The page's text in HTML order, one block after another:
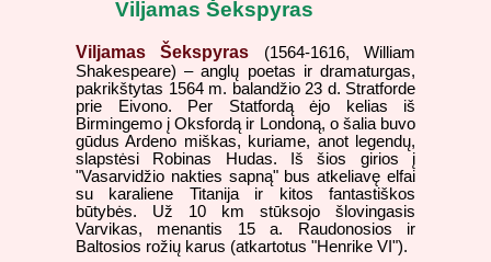
Viljamas Šekspyras
Viljamas Šekspyras (1564-1616, William
Shakespeare) – anglų poetas ir dramaturgas,
pakrikštytas 1564 m. balandžio 23 d. Stratforde
prie Eivono. Per Statfordą ėjo kelias iš
Birmingemo į Oksfordą ir Londoną, o šalia buvo
gūdus Ardeno miškas, kuriame, anot legendų,
slapstėsi Robinas Hudas. Iš šios girios į
"Vasarvidžio nakties sapną" bus atkeliavę elfai
su karaliene Titanija ir kitos fantastiškos
būtybės. Už 10 km stūksojo šlovingasis
Varvikas, menantis 15 a. Raudonosios ir
Baltosios rožių karus (atkartotus "Henrike VI").